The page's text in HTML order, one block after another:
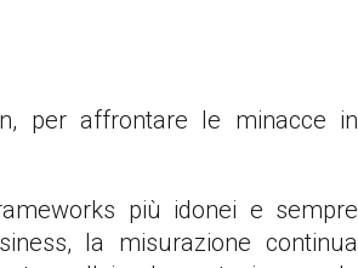
per affrontare le minacce in
più idonei e sempre
la misurazione continua